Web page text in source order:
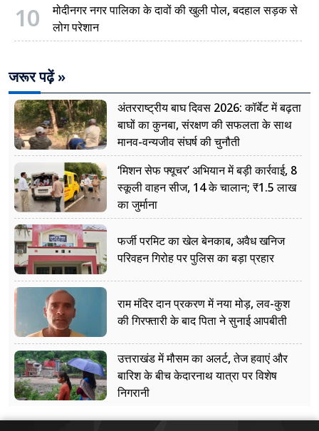
10
मोदीनगर नगर पालिका के दावों की खुली पोल, बदहाल सड़क से
लोग परेशान
जरूर पढ़ें »
अंतरराष्ट्रीय बाघ दिवस 2026: कॉर्बेट में बढ़ता
बाघों का कुनबा, संरक्षण की सफलता के साथ
मानव-वन्यजीव संघर्ष की चुनौती
‘मिशन सेफ फ्यूचर’ अभियान में बड़ी कार्रवाई, 8
स्कूली वाहन सीज, 14 के चालान; ₹1.5 लाख
का जुर्माना
फर्जी परमिट का खेल बेनकाब, अवैध खनिज
परिवहन गिरोह पर पुलिस का बड़ा प्रहार
राम मंदिर दान प्रकरण में नया मोड़, लव-कुश
की गिरफ्तारी के बाद पिता ने सुनाई आपबीती
उत्तराखंड में मौसम का अलर्ट, तेज हवाएं और
बारिश के बीच केदारनाथ यात्रा पर विशेष
निगरानी